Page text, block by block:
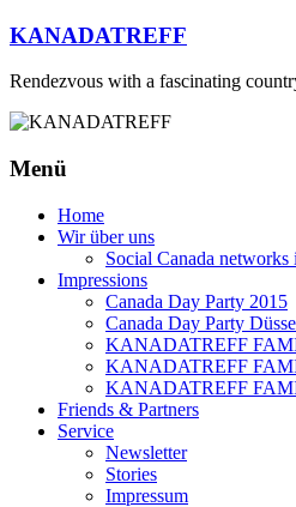
Zum
springen
KANADATREFF
Rendezvous with a fascinating
Menü
Home
Wir über uns
Social Canada networks
Impressions
Canada Day Party 2015
Canada Day Party
KANADATREFF
KANADATREFF
KANADATREFF
Friends & Partners
Service
Newsletter
Stories
Impressum